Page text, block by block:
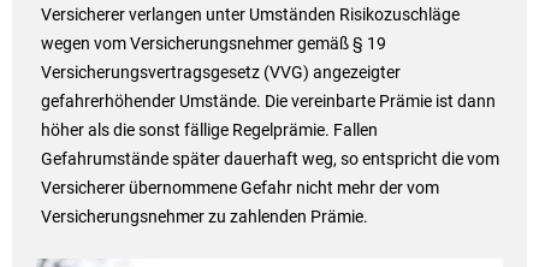
Versicherer verlangen unter Umständen Risikozuschläge
wegen vom Versicherungsnehmer gemäß § 19
Versicherungsvertragsgesetz (VVG) angezeigter
gefahrerhöhender Umstände. Die vereinbarte Prämie ist dann
höher als die sonst fällige Regelprämie. Fallen
Gefahrumstände später dauerhaft weg, so entspricht die vom
Versicherer übernommene Gefahr nicht mehr der vom
Versicherungsnehmer zu zahlenden Prämie.